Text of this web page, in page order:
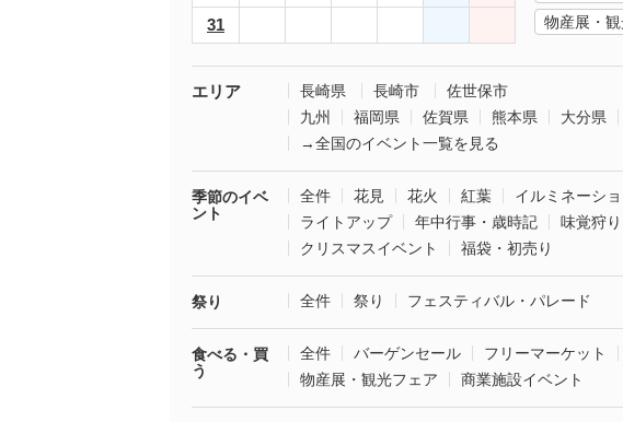
31
物産展・
エリア 長崎県 長崎市
佐世保市
九州
福岡県 佐賀県 熊本県 大分県
→全国のイベント一覧を見る
季節のイベ
ント
全件 花見 花火 紅葉 イルミネーシ
ライトアップ
年中行事・歳時記
味覚狩
クリスマスイベント
福袋・初売り
祭り 全件 祭り フェスティバル・パレード
食べる・買
う
全件 バーゲンセール フリーマーケット
物産展・観光フェア
商業施設イベント